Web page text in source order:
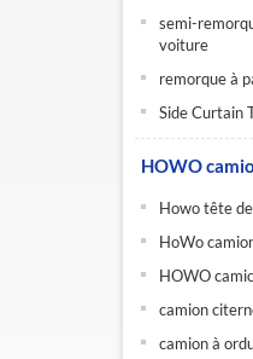
semi-
voiture
remorque à
Side Curtain
HOWO
Howo tête
HoWo
HOWO
camion
camion à